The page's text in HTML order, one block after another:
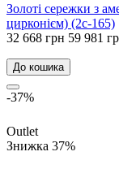
Золоті сережки з
цирконієм) (2с-165)
32 668 грн 59 981
До кошика
-37%
Outlet
Знижка 37%